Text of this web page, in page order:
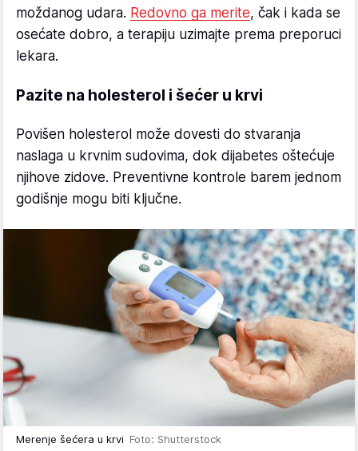
moždanog udara. Redovno ga merite, čak i kada se
osećate dobro, a terapiju uzimajte prema preporuci
lekara.
Pazite na holesterol i šećer u krvi
Povišen holesterol može dovesti do stvaranja
naslaga u krvnim sudovima, dok dijabetes oštećuje
njihove zidove. Preventivne kontrole barem jednom
godišnje mogu biti ključne.
Merenje šećera u krvi Foto: Shutterstock